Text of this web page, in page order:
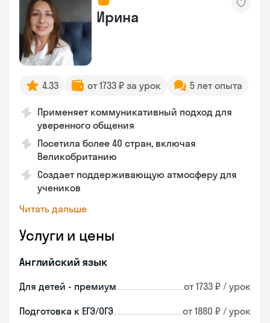
Ирина
4.33 от 1733 ₽ за урок 5 лет опыта
Применяет коммуникативный подход для
уверенного общения
Посетила более 40 стран, включая
Великобританию
Создает поддерживающую атмосферу для
учеников
Читать дальше
Услуги и цены
Английский язык
Для детей - премиум от 1733 ₽ / урок
Подготовка к ЕГЭ/ОГЭ от 1880 ₽ / урок